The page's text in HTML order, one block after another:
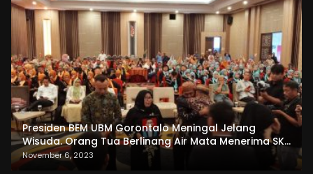
Presiden BEM UBM Gorontalo Meningal Jelang
Wisuda. Orang Tua Berlinang Air Mata Menerima SKL
dan Pemasangan Salempang
November 6, 2023